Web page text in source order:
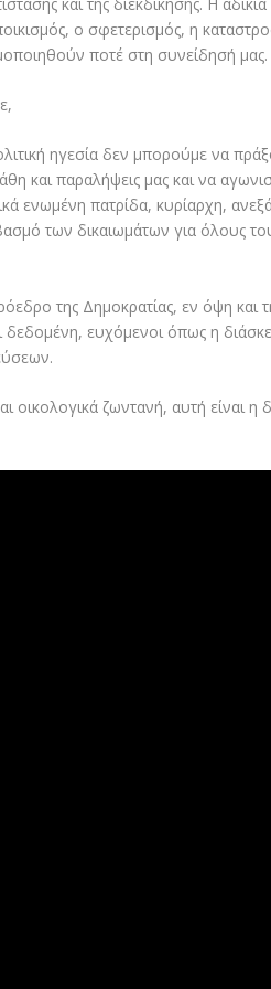
ο σφετερισμός, η
ποτέ στη συνείδησή μας.
ηγεσία δεν μπορούμε να
και παραλήψεις μας και να
ενωμένη πατρίδα, κυρίαρχη,
των δικαιωμάτων για όλους
της Δημοκρατίας, εν όψη και
δεδομένη, ευχόμενοι όπως η
οικολογικά ζωντανή, αυτή είναι η